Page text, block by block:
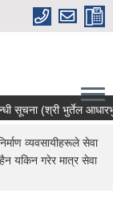
(श्री भुर्तेल आधारभुत
व्यवसायीहरूले सेवा
हैन यकिन गरेर मात्र सेवा